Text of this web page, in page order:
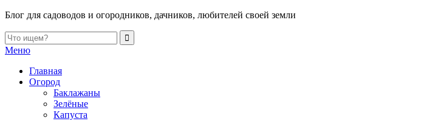
Блог для садоводов и огородников, дачников, любителей своей земли
Меню
Главная
Огород
Баклажаны
Зелёные
Капуста